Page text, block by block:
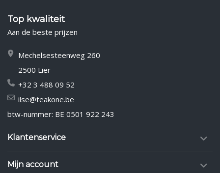
Top kwaliteit
Aan de beste prijzen
Mechelsesteenweg 260
2500 Lier
+32 3 488 09 52
ilse@teakone.be
btw-nummer: BE 0501 922 243
Klantenservice
Mijn account